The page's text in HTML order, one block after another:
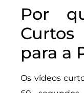
Por
para a
Os vídeos